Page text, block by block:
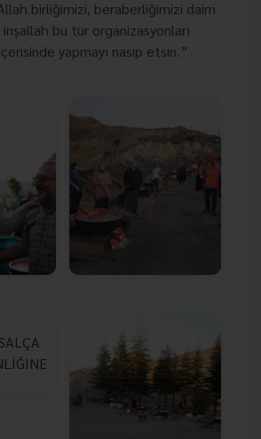
birliğimizi, beraberliğimizi daim
bu tür organizasyonları
yapmayı nasip etsin.”